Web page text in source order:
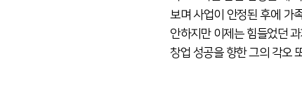
보며 사업이 안정된 후에 가
안하지만 이제는 힘들었던
창업 성공을 향한 그의 각오